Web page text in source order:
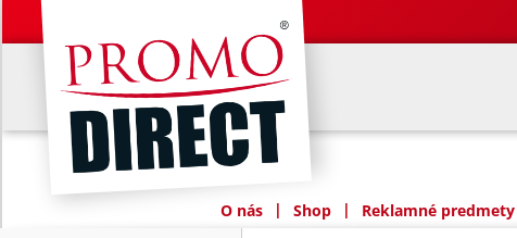
O nás | Shop | Reklamné